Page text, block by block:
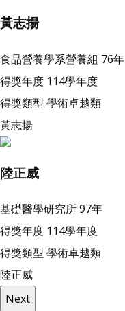
黃志揚
食品營養學系營養組 76年
得獎年度 114學年度
得獎類型 學術卓越類
黃志揚
陸正威
基礎醫學研究所97年
得獎年度 114學年度
得獎類型 學術卓越類
陸正威
Next